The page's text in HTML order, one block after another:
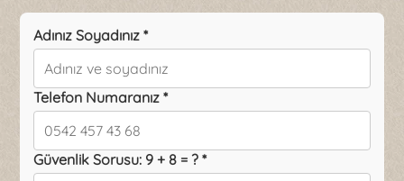
Adınız Soyadınız *
Telefon Numaranız *
Güvenlik Sorusu: 9 + 8 = ? *